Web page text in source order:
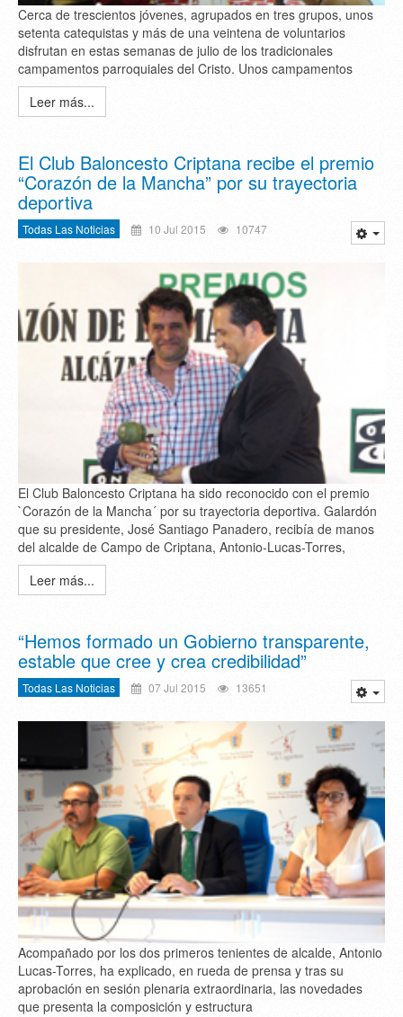
Cerca de trescientos jóvenes, agrupados en tres grupos, unos
setenta catequistas y más de una veintena de voluntarios
disfrutan en estas semanas de julio de los tradicionales
campamentos parroquiales del Cristo. Unos campamentos
Leer más...
El Club Baloncesto Criptana recibe el premio
“Corazón de la Mancha” por su trayectoria
deportiva
Todas Las Noticias 10 Jul 2015 10747
El Club Baloncesto Criptana ha sido reconocido con el premio
`Corazón de la Mancha´ por su trayectoria deportiva. Galardón
que su presidente, José Santiago Panadero, recibía de manos
del alcalde de Campo de Criptana, Antonio-Lucas-Torres,
Leer más...
“Hemos formado un Gobierno transparente,
estable que cree y crea credibilidad”
Todas Las Noticias 07 Jul 2015 13651
Acompañado por los dos primeros tenientes de alcalde, Antonio
Lucas-Torres, ha explicado, en rueda de prensa y tras su
aprobación en sesión plenaria extraordinaria, las novedades
que presenta la composición y estructura